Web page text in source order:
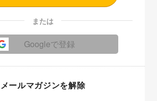
または
Googleで登録
メールマガジンを解除